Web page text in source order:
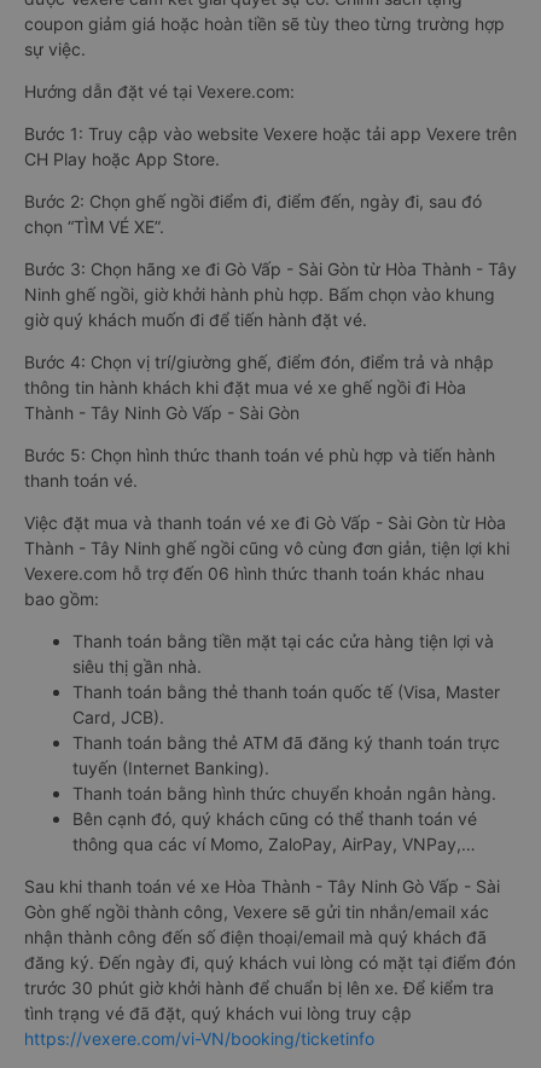
coupon giảm giá hoặc hoàn tiền sẽ tùy theo từng trường hợp
sự việc.
Hướng dẫn đặt vé tại Vexere.com:
Bước 1: Truy cập vào website Vexere hoặc tải app Vexere trên
CH Play hoặc App Store.
Bước 2: Chọn ghế ngồi điểm đi, điểm đến, ngày đi, sau đó
chọn “TÌM VÉ XE”.
Bước 3: Chọn hãng xe đi Gò Vấp - Sài Gòn từ Hòa Thành - Tây
Ninh ghế ngồi, giờ khởi hành phù hợp. Bấm chọn vào khung
giờ quý khách muốn đi để tiến hành đặt vé.
Bước 4: Chọn vị trí/giường ghế, điểm đón, điểm trả và nhập
thông tin hành khách khi đặt mua vé xe ghế ngồi đi Hòa
Thành - Tây Ninh Gò Vấp - Sài Gòn
Bước 5: Chọn hình thức thanh toán vé phù hợp và tiến hành
thanh toán vé.
Việc đặt mua và thanh toán vé xe đi Gò Vấp - Sài Gòn từ Hòa
Thành - Tây Ninh ghế ngồi cũng vô cùng đơn giản, tiện lợi khi
Vexere.com hỗ trợ đến 06 hình thức thanh toán khác nhau
bao gồm:
Thanh toán bằng tiền mặt tại các cửa hàng tiện lợi và
siêu thị gần nhà.
Thanh toán bằng thẻ thanh toán quốc tế (Visa, Master
Card, JCB).
Thanh toán bằng thẻ ATM đã đăng ký thanh toán trực
tuyến (Internet Banking).
Thanh toán bằng hình thức chuyển khoản ngân hàng.
Bên cạnh đó, quý khách cũng có thể thanh toán vé
thông qua các ví Momo, ZaloPay, AirPay, VNPay,…
Sau khi thanh toán vé xe Hòa Thành - Tây Ninh Gò Vấp - Sài
Gòn ghế ngồi thành công, Vexere sẽ gửi tin nhắn/email xác
nhận thành công đến số điện thoại/email mà quý khách đã
đăng ký. Đến ngày đi, quý khách vui lòng có mặt tại điểm đón
trước 30 phút giờ khởi hành để chuẩn bị lên xe. Để kiểm tra
tình trạng vé đã đặt, quý khách vui lòng truy cập
https://vexere.com/vi-VN/booking/ticketinfo